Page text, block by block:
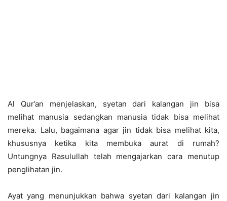
Al Qur’an menjelaskan, syetan dari kalangan jin bisa
melihat manusia sedangkan manusia tidak bisa melihat
mereka. Lalu, bagaimana agar jin tidak bisa melihat kita,
khususnya ketika kita membuka aurat di rumah?
Untungnya Rasulullah telah mengajarkan cara menutup
penglihatan jin.
Ayat yang menunjukkan bahwa syetan dari kalangan jin